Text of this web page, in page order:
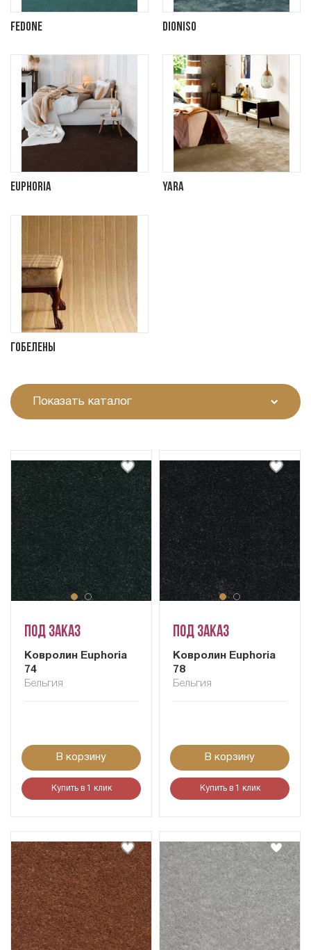
Fedone Dioniso
Euphoria Yara
Гобелены
Показать каталог
Под заказ
Ковролин Euphoria
74
Бельгия
В корзину
Купить в 1 клик
Под заказ
Ковролин Euphoria
78
Бельгия
В корзину
Купить в 1 клик